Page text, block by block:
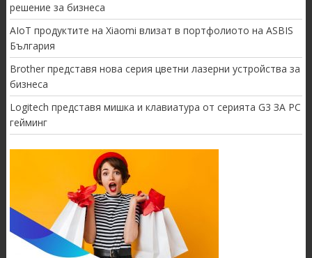
решение за бизнеса
AIoT продуктите на Xiaomi влизат в портфолиото на ASBIS
България
Brother представя нова серия цветни лазерни устройства за
бизнеса
Logitech представя мишка и клавиатура от серията G3 ЗА PC
гейминг